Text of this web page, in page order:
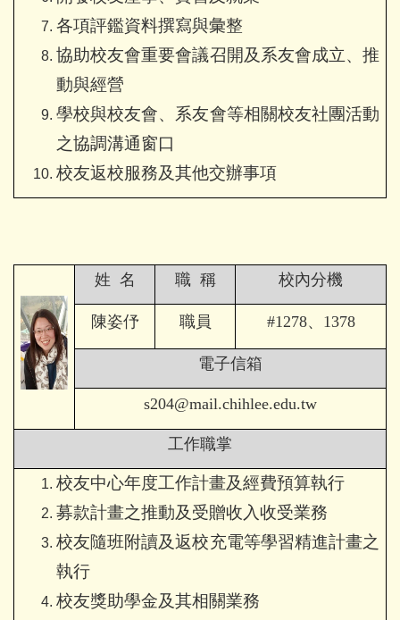
各項評鑑資料撰寫與彙整
協助校友會重要會議召開及系友會成立、 推
動與經營
學校與校友會、 系友會等相關校友社團活動
之協調溝通窗口
校友返校服務及其他交辦事項
姓 名 職 稱 校內分機
陳姿伃 職員 #1278、1378
電子信箱
s204@mail.chihlee.edu.tw
工作職掌
校友中心年度工作計畫及經費預算執行
募款計畫之推動及受贈收入收受業務
校友隨班附讀及返校充電等學習精進計畫之
執行
校友獎助學金及其相關業務